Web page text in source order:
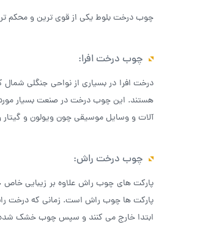
چوب درخت بلوط یکی از قوی‌ ترین و محکم
چوب درخت افرا:
درخت افرا در بسیاری از نواحی جنگلی
هستند. این چوب درخت در صنعت بسیار مورد
آلات و وسایل موسیقی چون ویولون و
چوب درخت راش:
پارکت های چوب راش علاوه بر زیبایی
پارکت ها چوب راش است. زمانی که درخت
ابتدا خارج می‌ کنند و سپس چوب خشک شده